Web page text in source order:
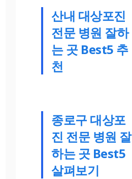
산내 대상포진
전문 병원 잘하
는 곳 Best5 추
천
종로구 대상포
진 전문 병원 잘
하는 곳 Best5
살펴보기